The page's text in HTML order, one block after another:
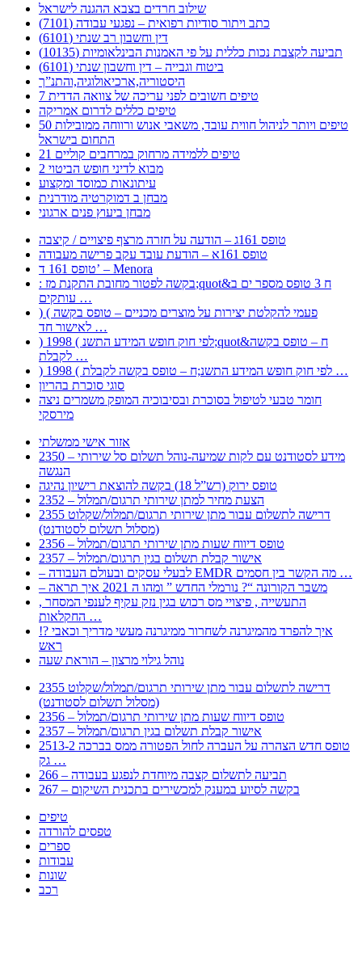
שילוב חרדים בצבא ההגנה לישראל
כתב ויתור סודיות רפואית – נפגעי עבודה (7101)
דין וחשבון רב שנתי (6101)
תביעה לקצבת נכות כללית על פי האמנות הבינלאומיות (10135)
ביטוח וגבייה – דין וחשבון שנתי (6101)
היסטוריה,ארכיאולוגיה,והתנ”ך
7 טיפים חשובים לפני עריכה של צוואה הדדית
טיפים כללים לדרום אמריקה
50 טיפים ויותר לניהול חווית עובד, משאבי אנוש ורווחה ממובילות
התחום בישראל
21 טיפים ללמידה מרחוק במרחבים קוליים
מבוא לדיני חופש הביטוי 2
עיתונאות כמוסד ומקצוע
מבחן ב דמוקרטיה מודרנית
מבחן ביעוץ פנים ארגוני
טופס 161ג – הודעה על חזרה מרצף פיצויים / קיצבה
טופס 161א – הודעת עובד עקב פרישה מעבודה
טופס 161 ד’ – Menora
: בקשה לפטור מחובת התקנת מז;quot&ח 3 טופס מספר ים ב
עותקים …
) ( פעמי להקלטת יצירות על מוצרים מכניים – טופס בקשה
לאישור חד …
) 1998 ( לפי חוק חופש המידע התשנ;quot&ח – טופס בקשה
לקבלת …
) 1998 ( לפי חוק חופש המידע התשנ;ח – טופס בקשה לקבלת …
סוגי סוכרת בהריון
חומר טבעי לטיפול בסוכרת ובסיבוכיה המופק משמרים ניצה
מירסקי
אזור אישי ממשלתי
2350 – מידע לסטודנט עם לקות שמיעה-נוהל תשלום סל שירותי
הנגשה
טופס ירוק (רש”ל 18) בקשה להוצאת רישיון נהיגה
2352 – הצעת מחיר למתן שירותי תרגום/תמלול
2355 דרישה לתשלום עבור מתן שירותי תרגום/תמלול/שקלוט
(מסלול תשלום לסטודנט)
2356 – טופס דיווח שעות מתן שירותי תרגום/תמלול
2357 – אישור קבלת תשלום בגין תרגום/תמלול
– לבעלי עסקים ובעולם העבודה EMDR מה הקשר בין חסמים …
– משבר הקורונה “? נורמלי החדש ” ומהו ה 2021 איך תראה
, התעשייה , פיצויי מס רכוש בגין נזק עקיף לענפי המסחר
החקלאות …
!? איך להפרד מהמיגרנה לשחרור ממיגרנה מעשי מדריך וכאבי
ראש
נוהל גילוי מרצון – הוראת שעה
2355 דרישה לתשלום עבור מתן שירותי תרגום/תמלול/שקלוט
(מסלול תשלום לסטודנט)
2356 – טופס דיווח שעות מתן שירותי תרגום/תמלול
2357 – אישור קבלת תשלום בגין תרגום/תמלול
2513-2 טופס חדש הצהרה על העברה לחול הפטורה ממס בברכה
גק …
266 – תביעה לתשלום קצבה מיוחדת לנפגע בעבודה
267 – בקשה לסיוע במענק למכשירים בתכנית השיקום
טיפים
טפסים להורדה
ספרים
עבודות
שונות
רכב